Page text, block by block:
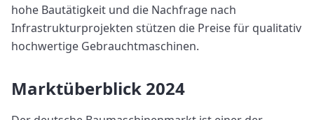
hohe Bautätigkeit und die Nachfrage nach
Infrastrukturprojekten stützen die Preise für qualitativ
hochwertige Gebrauchtmaschinen.
Marktüberblick 2024